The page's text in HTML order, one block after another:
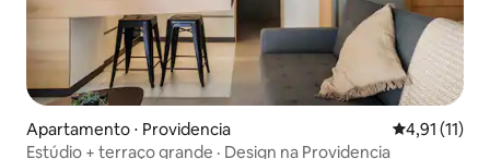
Apartamento ⋅ Providencia 4,91 de uma
4,91 (11)
Estúdio + terraço grande · Design na Providencia